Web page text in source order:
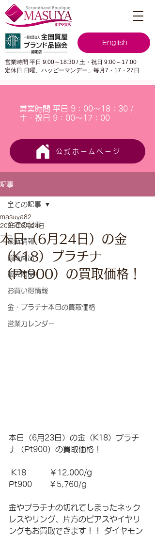
English
営業時間 平日 9:00～18:30 / 土・祝日 9:00～17:00
定休日 日曜、ハッピーマンデー、毎月7・17・27日
営業時間 平日 9：00～18：30 /
土・祝日 9：00～17：00
公式ホームページ
記事
全ての記事
最新情報
買取商品
販売商品
お買い得情報
金・プラチナ本日の買取価格
営業カレンダー
全ての記事
本日（6月24日）の金
（K18）プラチナ
（Pt900）の買取価格！
masuya82
2025年6月24日
本日（6月23日）の金（K18）プラチ
ナ（Pt900）の買取価格！
K18　　　￥12,000/g
Pt900       ￥5,760/g
金やプラチナの切れてしまったネック
レスやリング、片方のピアスやイヤリ
ングもお買取できます！！ ダイヤモン